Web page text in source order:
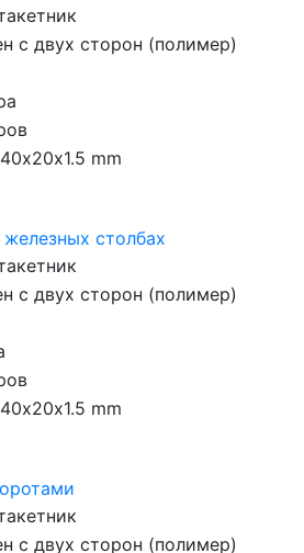
с двух сторон (полимер)
mm
столбах
с двух сторон (полимер)
mm
с двух сторон (полимер)